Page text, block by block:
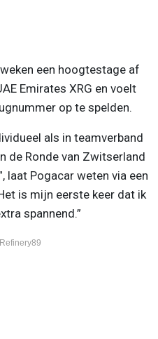
een hoogtestage af
Emirates XRG en voelt
op te spelden.
als in teamverband
de Ronde van Zwitserland
laat Pogacar weten via een
is mijn eerste keer dat ik
spannend.”